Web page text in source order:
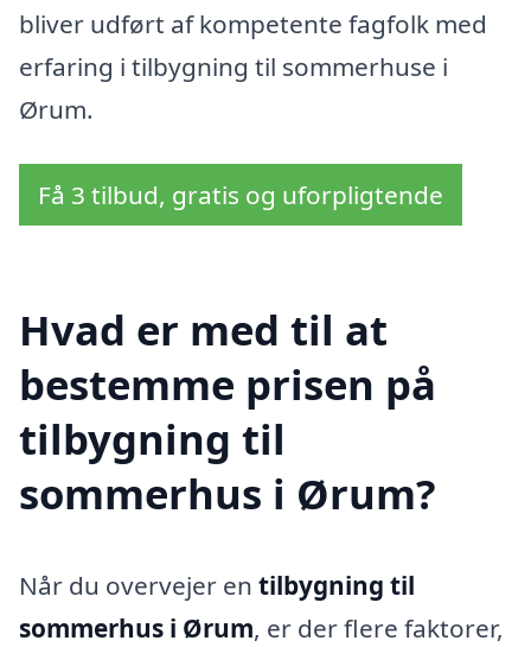
bliver udført af kompetente fagfolk med
erfaring i tilbygning til sommerhuse i
Ørum.
Få 3 tilbud, gratis og uforpligtende
Hvad er med til at
bestemme prisen på
tilbygning til
sommerhus i Ørum?
Når du overvejer en tilbygning til
sommerhus i Ørum, er der flere faktorer,